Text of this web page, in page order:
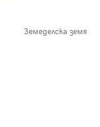
Земеделска земя